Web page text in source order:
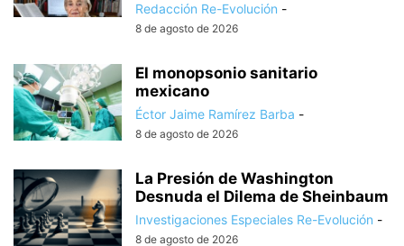
Redacción Re-Evolución -
8 de agosto de 2026
El monopsonio sanitario
mexicano
Éctor Jaime Ramírez Barba -
8 de agosto de 2026
La Presión de Washington
Desnuda el Dilema de Sheinbaum
Investigaciones Especiales Re-Evolución -
8 de agosto de 2026